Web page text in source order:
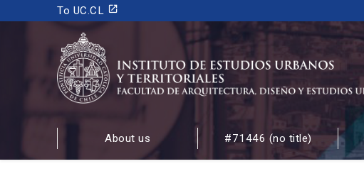
To UC.CL launch
INSTITUTO DE ESTUDIOS URBANOS
Y TERRITORIALES
FACULTAD DE ARQUITECTURA, DISEÑO Y ESTUDIOS URBANOS
About us #71446 (no title)